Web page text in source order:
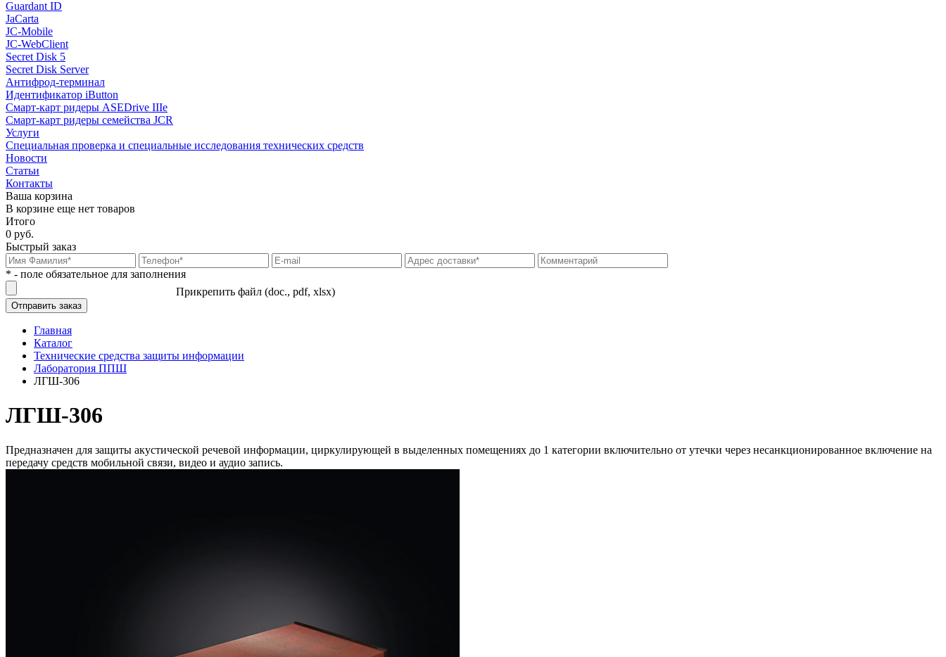
Guardant ID
JaCarta
JC-Mobile
JC-WebClient
Secret Disk 5
Secret Disk Server
Антифрод-терминал
Идентификатор iButton
Смарт-карт ридеры ASEDrive IIIe
Смарт-карт ридеры семейства JCR
Услуги
Специальная проверка и специальные исследования технических средств
Новости
Статьи
Контакты
Ваша корзина
В корзине еще нет товаров
Итого
0 руб.
Быстрый заказ
* - поле обязательное для заполнения
Прикрепить файл (doc., pdf, xlsx)
Главная
Каталог
Технические средства защиты информации
Лаборатория ППШ
ЛГШ-306
ЛГШ-306
Предназначен для защиты акустической речевой информации, циркулирующей в выделенных помещениях до 1 категории включительно от утечки через несанкционированное включение на
передачу средств мобильной связи, видео и аудио запись.